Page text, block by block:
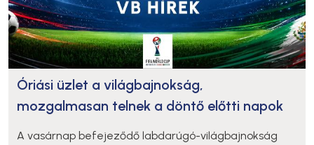
Óriási üzlet a világbajnokság,
mozgalmasan telnek a döntő előtti napok
A vasárnap befejeződő labdarúgó-világbajnokság